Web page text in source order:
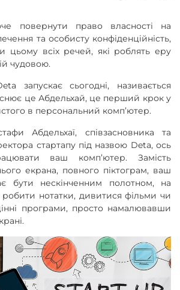
повернути право власності на
та особисту конфіденційність,
цьому всіх речей, які роблять еру
чудовою.
запускає сьогодні, називається
це Абдельхай, це перший крок у
в персональний комп’ютер.
Абдельхаї, співзасновника та
стартапу під назвою Deta, ось
ваш комп’ютер. Замість
екрана, повного піктограм, ваш
бути нескінченним полотном, на
нотатки, дивитися фільми чи
програми, просто намалювавши